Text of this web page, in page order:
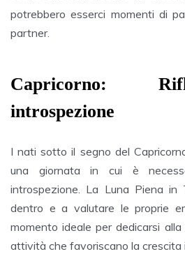
potrebbero esserci momenti di
partner.
Capricorno:
introspezione
I nati sotto il segno del
una giornata in cui è
introspezione. La Luna Piena in
dentro e a valutare le proprie
momento ideale per dedicarsi
attività che favoriscano la crescita